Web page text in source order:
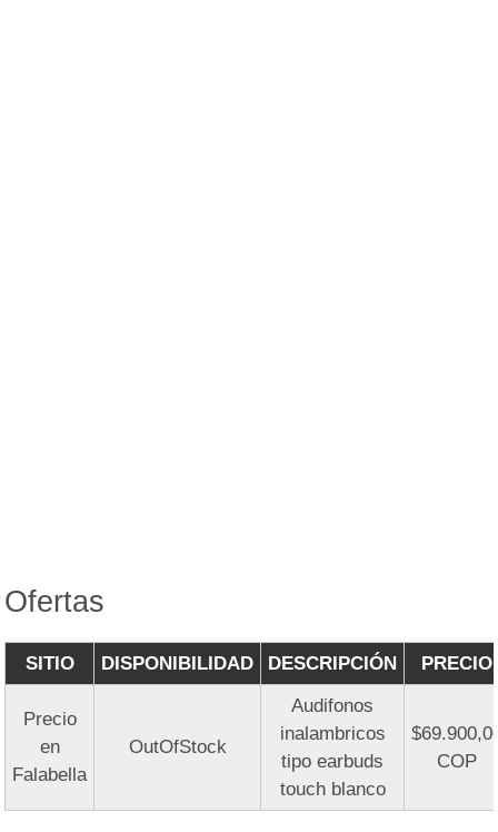
Ofertas
SITIO DISPONIBILIDAD DESCRIPCIÓN PRECIO
Precio
en
Falabella
OutOfStock
Audifonos
inalambricos
tipo earbuds
touch blanco
COP